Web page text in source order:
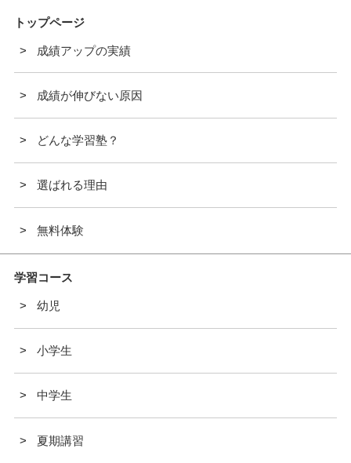
トップページ
成績アップの実績
成績が伸びない原因
どんな学習塾？
選ばれる理由
無料体験
学習コース
幼児
小学生
中学生
夏期講習